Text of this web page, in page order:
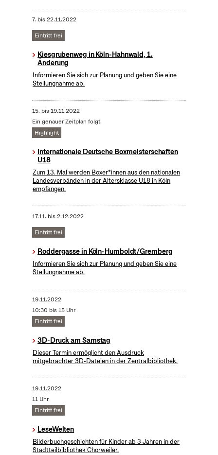
7. bis22.11.2022
Eintritt frei
Kiesgrubenweg in Köln-Hahnwald, 1.
Änderung
Informieren Sie sich zur Planung und geben Sie eine
Stellungnahme ab.
15. bis19.11.2022
Ein genauer Zeitplan folgt.
Highlight
Internationale Deutsche Boxmeisterschaften
U18
Zum 13. Mal werden Boxer*innen aus den nationalen
Landesverbänden in der Altersklasse U18 in Köln
empfangen.
17.11. bis2.12.2022
Eintritt frei
Roddergasse in Köln-Humboldt/Gremberg
Informieren Sie sich zur Planung und geben Sie eine
Stellungnahme ab.
19.11.2022
10:30 bis 15 Uhr
Eintritt frei
3D-Druck am Samstag
Dieser Termin ermöglicht den Ausdruck
mitgebrachter 3D-Dateien in der Zentralbibliothek.
19.11.2022
11 Uhr
Eintritt frei
LeseWelten
Bilderbuchgeschichten für Kinder ab 3 Jahren in der
Stadtteilbibliothek Chorweiler.